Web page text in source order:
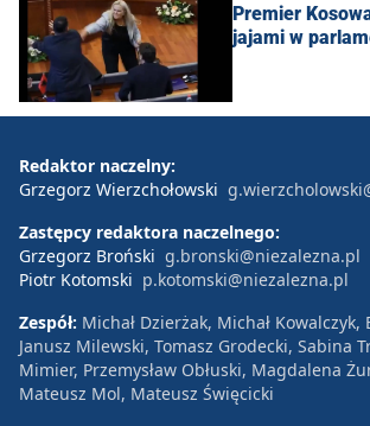
Premier
jajami w
Redaktor naczelny:
Grzegorz Wierzchołowski
Zastępcy redaktora naczelnego:
Grzegorz Broński g.bronski@niezalezna.pl
Piotr Kotomski p.kotomski@niezalezna.pl
Zespół: Michał Dzierżak, Michał Kowalczyk,
Janusz Milewski, Tomasz Grodecki, Sabina
Mimier, Przemysław Obłuski, Magdalena
Mateusz Mol, Mateusz Święcicki